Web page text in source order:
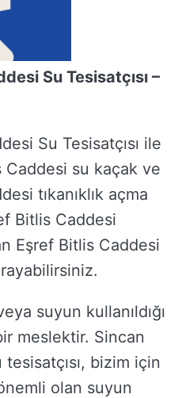
Su Tesisatçısı –
Su Tesisatçısı ile
su kaçak ve
tıkanıklık açma
Bitlis Caddesi
Eşref Bitlis Caddesi
suyun kullanıldığı
meslektir. Sincan
bizim için
olan suyun